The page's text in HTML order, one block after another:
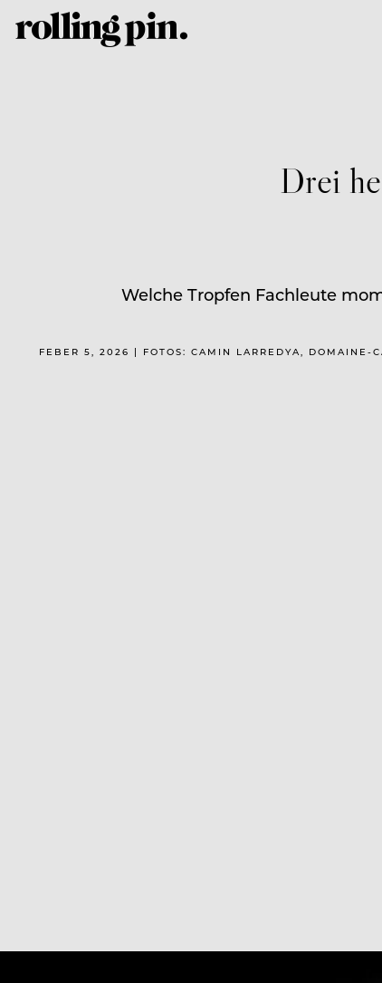
Drei
Welche Tropfen Fachleute
FEBER 5, 2026 | FOTOS: CAMIN LARREDYA, DOMAINE-